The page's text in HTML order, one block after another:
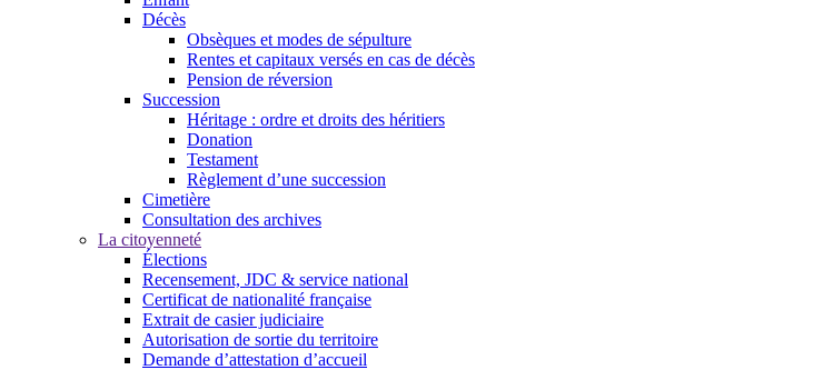
Décès
Obsèques et modes de sépulture
Rentes et capitaux versés en cas de décès
Pension de réversion
Succession
Héritage : ordre et droits des héritiers
Donation
Testament
Règlement d’une succession
Cimetière
Consultation des archives
La citoyenneté
Élections
Recensement, JDC & service national
Certificat de nationalité française
Extrait de casier judiciaire
Autorisation de sortie du territoire
Demande d’attestation d’accueil